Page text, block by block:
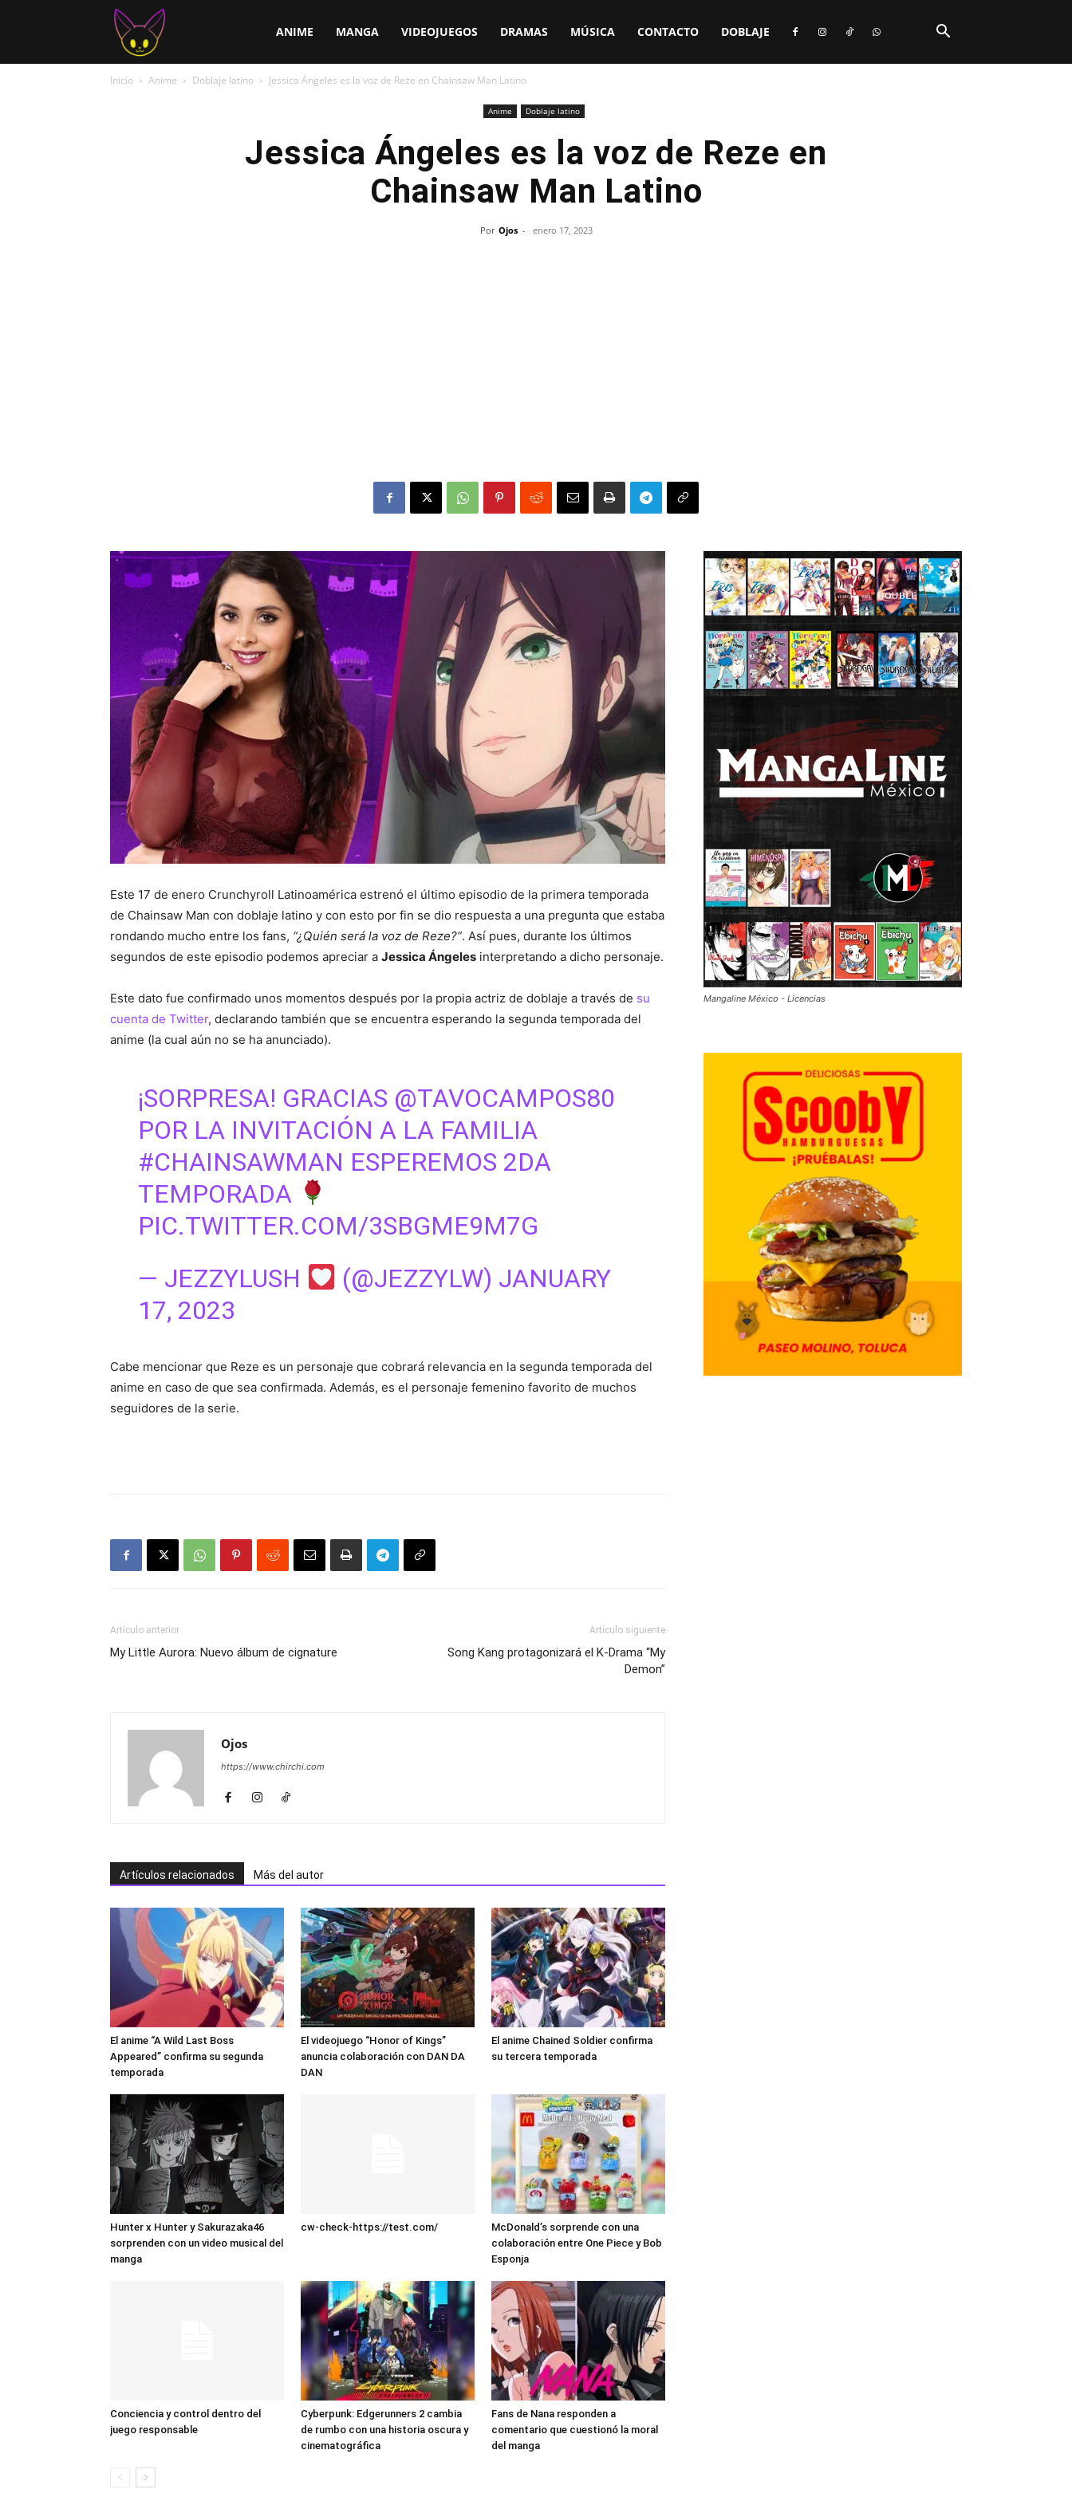
ANIME MANGA VIDEOJUEGOS DRAMAS MÚSICA CONTACTO DOBLAJE
Inicio Anime Doblaje latino Jessica Ángeles es la voz de Reze en Chainsaw Man Latino
Anime Doblaje latino
Jessica Ángeles es la voz de Reze en
Chainsaw Man Latino
Por Ojos - enero 17, 2023
Este 17 de enero Crunchyroll Latinoamérica estrenó el último episodio de la primera temporada
de Chainsaw Man con doblaje latino y con esto por fin se dio respuesta a una pregunta que estaba
rondando mucho entre los fans, “¿Quién será la voz de Reze?”. Así pues, durante los últimos
segundos de este episodio podemos apreciar a Jessica Ángeles interpretando a dicho personaje.
Este dato fue confirmado unos momentos después por la propia actriz de doblaje a través de su
cuenta de Twitter, declarando también que se encuentra esperando la segunda temporada del
anime (la cual aún no se ha anunciado).
¡SORPRESA! GRACIAS @TAVOCAMPOS80
POR LA INVITACIÓN A LA FAMILIA
#CHAINSAWMAN ESPEREMOS 2DA
TEMPORADA
PIC.TWITTER.COM/3SBGME9M7G
— JEZZYLUSH
(@JEZZYLW) JANUARY
17, 2023
Cabe mencionar que Reze es un personaje que cobrará relevancia en la segunda temporada del
anime en caso de que sea confirmada. Además, es el personaje femenino favorito de muchos
seguidores de la serie.
Artículo anterior
My Little Aurora: Nuevo álbum de cignature
Artículo siguiente
Song Kang protagonizará el K-Drama “My
Demon”
Ojos
https://www.chirchi.com
Artículos relacionados Más del autor
El anime “A Wild Last Boss
Appeared” confirma su segunda
temporada
El videojuego “Honor of Kings”
anuncia colaboración con DAN DA
DAN
El anime Chained Soldier confirma
su tercera temporada
Hunter x Hunter y Sakurazaka46
sorprenden con un video musical del
manga
cw-check-https://test.com/
McDonald’s sorprende con una
colaboración entre One Piece y Bob
Esponja
Conciencia y control dentro del
juego responsable
Cyberpunk: Edgerunners 2 cambia
de rumbo con una historia oscura y
cinematográfica
Fans de Nana responden a
comentario que cuestionó la moral
del manga
Mangaline México - Licencias